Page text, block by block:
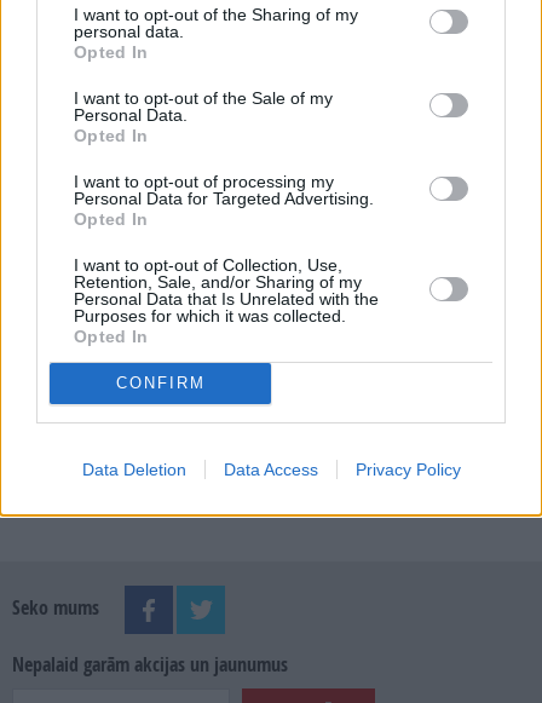
I want to opt-out of the Sharing of my
personal data.
Opted In
I want to opt-out of the Sale of my
Personal Data.
Opted In
I want to opt-out of processing my
Personal Data for Targeted Advertising.
Opted In
I want to opt-out of Collection, Use,
Retention, Sale, and/or Sharing of my
Personal Data that Is Unrelated with the
Purposes for which it was collected.
Opted In
CONFIRM
Data Deletion Data Access Privacy Policy
E-izdevumu arhīvs
MEKLĒT
SKATĪT ŽURNĀLA ARHĪVU
Seko mums
Nepalaid garām akcijas un jaunumus